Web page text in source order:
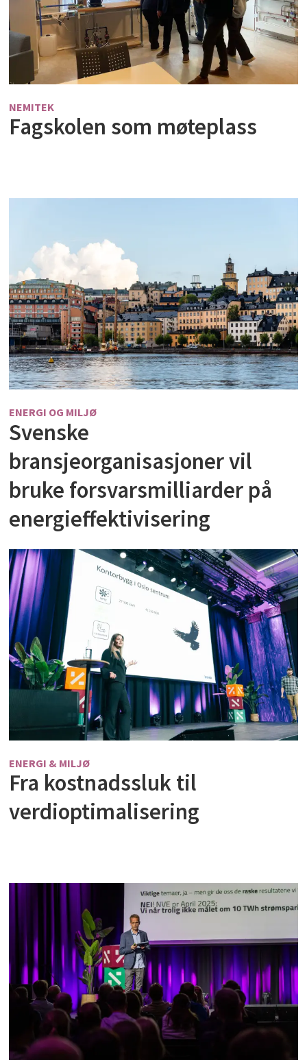
NEMITEK
Fagskolen som møteplass
ENERGI OG MILJØ
Svenske
bransjeorganisasjoner vil
bruke forsvarsmilliarder på
energieffektivisering
ENERGI & MILJØ
Fra kostnadssluk til
verdioptimalisering